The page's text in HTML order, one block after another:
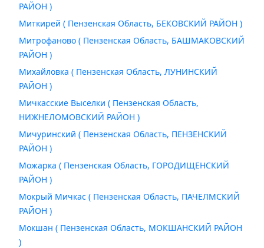
РАЙОН )
Миткирей ( Пензенская Область, БЕКОВСКИЙ РАЙОН )
Митрофаново ( Пензенская Область, БАШМАКОВСКИЙ
РАЙОН )
Михайловка ( Пензенская Область, ЛУНИНСКИЙ
РАЙОН )
Мичкасские Выселки ( Пензенская Область,
НИЖНЕЛОМОВСКИЙ РАЙОН )
Мичуринский ( Пензенская Область, ПЕНЗЕНСКИЙ
РАЙОН )
Можарка ( Пензенская Область, ГОРОДИЩЕНСКИЙ
РАЙОН )
Мокрый Мичкас ( Пензенская Область, ПАЧЕЛМСКИЙ
РАЙОН )
Мокшан ( Пензенская Область, МОКШАНСКИЙ РАЙОН
)